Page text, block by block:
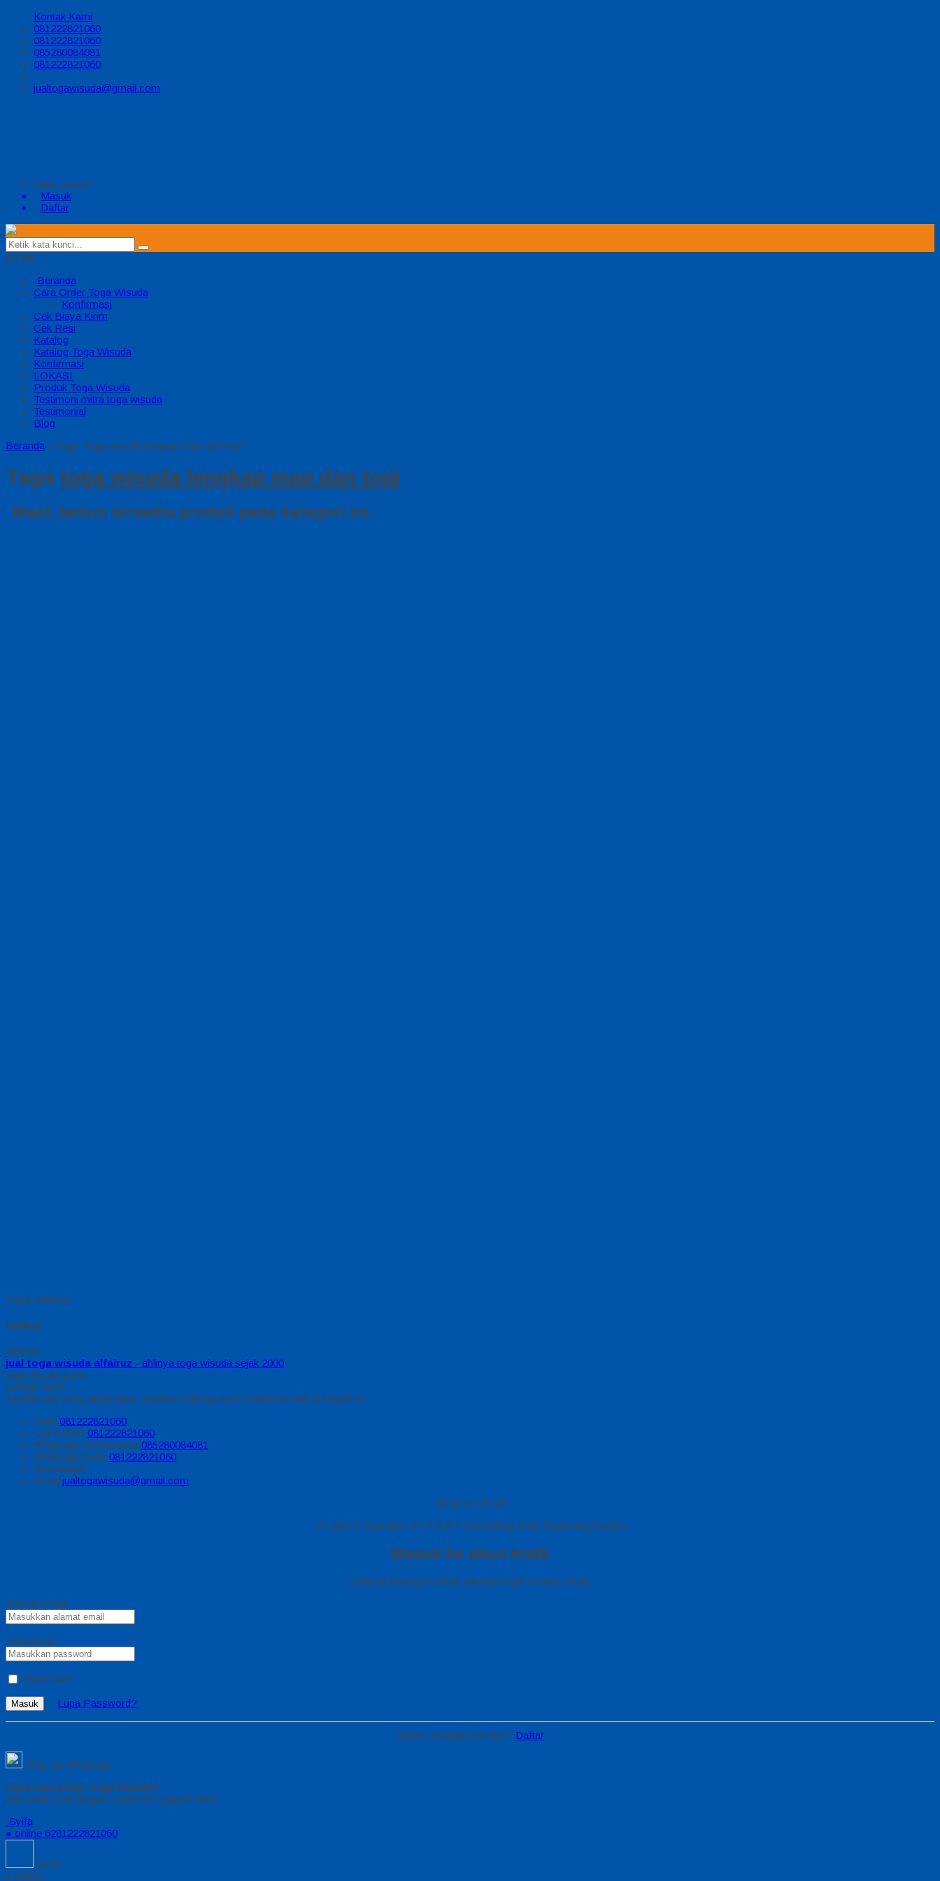
Kontak Kami
081222821060
081222821060
085280084081
081222821060
jualtogawisuda@gmail.com
Halo, Guest!
Masuk
Daftar
MENU
Beranda
Cara Order Toga Wisuda
Konfirmasi
Cek Biaya Kirim
Cek Resi
Katalog
Katalog Toga Wisuda
Konfirmasi
LOKASI
Produk Toga Wisuda
Testimoni mitra toga wisuda
Testimonial
Blog
Beranda » Tags "toga wisuda lengkap map dan topi"
Tags toga wisuda lengkap map dan topi
Maaf, belum tersedia produk pada kategori ini.
Tutup Sidebar
Gallery
Sidebar
jual toga wisuda alfairuz - ahlinya toga wisuda sejak 2000
toga wisuda juara
Kontak Kami
Apabila ada yang ditanyakan, silahkan hubungi kami melalui kontak di bawah ini.
SMS 081222821060
Call Center 081222821060
Whatsapp Pemesanan 085280084081
Whatsapp Syifa 081222821060
Messenger
Email jualtogawisuda@gmail.com
08.00 s/d 20.00
Jl Letda D Suprapto RT 3 RW 5 Gerendeng Kota Tangerang Banten
Masuk ke akun Anda
Selamat datang kembali, silahkan login ke akun Anda.
Alamat Email
Password
Ingat Saya
Masuk Lupa Password?
Belum menjadi member? Daftar
Chat via Whatsapp
saya mau order toga wisuda?
Klik untuk chat dengan customer support kami
Syifa
● online 6281222821060
Syifa
● online